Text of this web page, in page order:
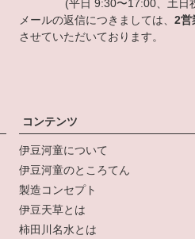
(平日 9:30〜17:00、土日
メールの返信につきましては、 2営
させていただいております。
コンテンツ
伊豆河童について
伊豆河童のところてん
製造コンセプト
伊豆天草とは
柿田川名水とは